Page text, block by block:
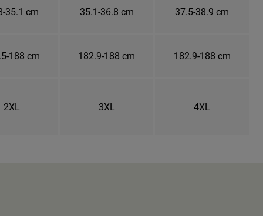
35.1 cm 35.1-36.8 cm 37.5-38.9 cm
188 cm 182.9-188 cm 182.9-188 cm
2XL 3XL 4XL